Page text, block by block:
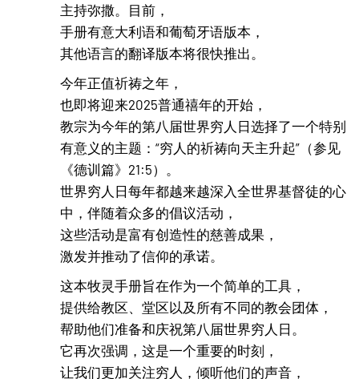
主持弥撒。目前，
手册有意大利语和葡萄牙语版本，
其他语言的翻译版本将很快推出。
今年正值祈祷之年，
也即将迎来2025普通禧年的开始，
教宗为今年的第八届世界穷人日选择了一个特别
有意义的主题：“穷人的祈祷向天主升起”（参见
《德训篇》21:5）。
世界穷人日每年都越来越深入全世界基督徒的心
中，伴随着众多的倡议活动，
这些活动是富有创造性的慈善成果，
激发并推动了信仰的承诺。
这本牧灵手册旨在作为一个简单的工具，
提供给教区、堂区以及所有不同的教会团体，
帮助他们准备和庆祝第八届世界穷人日。
它再次强调，这是一个重要的时刻，
让我们更加关注穷人，倾听他们的声音，